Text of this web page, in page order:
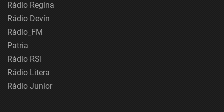
Rádio Regina
Rádio Devín
Rádio_FM
Patria
Rádio RSI
Rádio Litera
Rádio Junior